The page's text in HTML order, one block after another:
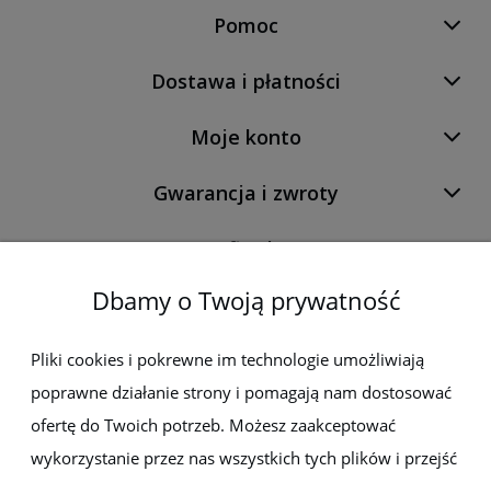
Pomoc
Dostawa i płatności
Moje konto
Gwarancja i zwroty
O firmie
Newsletter
Zapisz się do newslettera, aby być na bieżąco z nowościami i
promocjami
Dbamy o Twoją prywatność
Pliki cookies i pokrewne im technologie umożliwiają
poprawne działanie strony i pomagają nam dostosować
ofertę do Twoich potrzeb. Możesz zaakceptować
wykorzystanie przez nas wszystkich tych plików i przejść